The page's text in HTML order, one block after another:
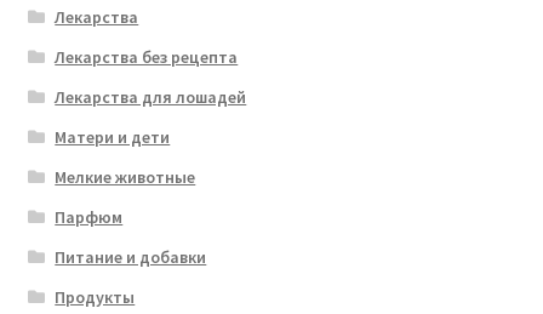
Лекарства
Лекарства без рецепта
Лекарства для лошадей
Матери и дети
Мелкие животные
Парфюм
Питание и добавки
Продукты